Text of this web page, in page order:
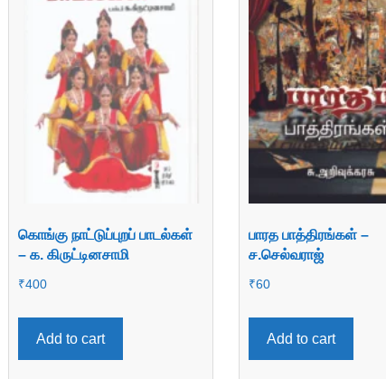
கொங்கு நாட்டுப்புறப் பாடல்கள்
– க. கிருட்டினசாமி
₹400
Add to cart
பாரத பாத்திரங்கள் –
ச.செல்வராஜ்
₹60
Add to cart